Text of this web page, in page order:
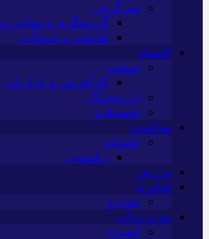
سرگرمی
گردشگری و مهاجرت
طبیعت و حیوانات
اقتصاد
صنعت
کارآفرینی و بازاریابی
ارزدیجیتال
تحصیلات
بهداشت
خانواده
زناشویی
ورزش
فناوری
خودرو
مد و زیبایی
آشپزی